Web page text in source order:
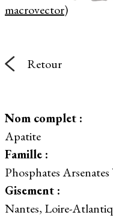
macrovector)
Retour
Nom complet :
Apatite
Famille :
Phosphates Arsenates
Gisement :
Nantes, Loire-